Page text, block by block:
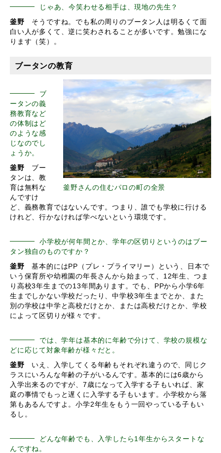
じゃあ、今笑わせる相手は、現地の先生？
釜野 そうですね。でも私の周りのブータン人は明るくて面
白い人が多くて、逆に笑わされることが多いです。勉強にな
ります（笑）。
ブータンの教育
釜野さんの住むパロの町の全景
ブ
ータンの義
務教育など
の体制はど
のような感
じなのでし
ょうか。
釜野 ブー
タンは、教
育は無料な
んですけ
ど、義務教育ではないんです。つまり、誰でも学校に行ける
けれど、行かなければ学べないという環境です。
小学校が何年間とか、学年の区切りというのはブー
タン独自のものですか？
釜野 基本的にはPP（プレ・プライマリー）という、日本で
いう保育所や幼稚園の年長さんから始まって、12年生、つま
り高校3年生までの13年間あります。でも、PPから小学6年
生までしかない学校だったり、中学校3年生までとか、また
別の学校は中学と高校だけとか、または高校だけとか、学校
によって区切りが様々です。
では、学年は基本的に年齢で分けて、学校の規模な
どに応じて対象年齢が様々だと。
釜野 いえ、入学してくる年齢もそれぞれ違うので、同じク
ラスにいろんな年齢の子がいるんです。基本的には6歳から
入学出来るのですが、7歳になって入学する子もいれば、家
庭の事情でもっと遅くに入学する子もいます。小学校から落
第もあるんですよ。小学2年生をもう一回やっている子もい
るし。
どんな年齢でも、入学したら1年生からスタートな
んですね。